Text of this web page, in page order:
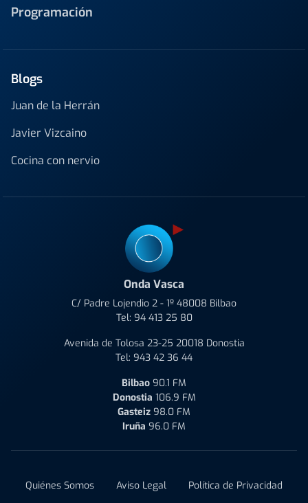
Programación
Blogs
Juan de la Herrán
Javier Vizcaino
Cocina con nervio
Onda Vasca
C/ Padre Lojendio 2 - 1º 48008 Bilbao
Tel: 94 413 25 80
Avenida de Tolosa 23-25 20018 Donostia
Tel: 943 42 36 44
Bilbao 90.1 FM
Donostia 106.9 FM
Gasteiz 98.0 FM
Iruña 96.0 FM
Quiénes Somos Aviso Legal
Política de Privacidad